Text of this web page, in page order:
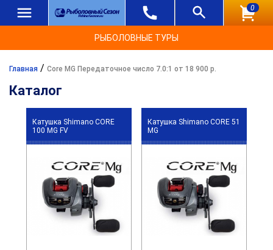
0
РЫБОЛОВНЫЕ ТУРЫ
Главная / Core MG Передаточное число 7.0:1 от 18 900 р.
Каталог
Катушка Shimano CORE
100 MG FV
Катушка Shimano CORE 51
MG